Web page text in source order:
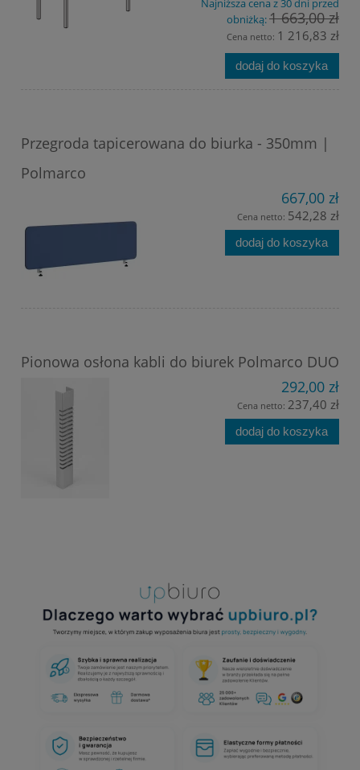
obniżką:1 663,00 zł
Cena netto: 1 216,83 zł
dodaj do koszyka
Przegroda tapicerowana do biurka - 350mm |
Polmarco
667,00 zł
Cena netto: 542,28 zł
dodaj do koszyka
Pionowa osłona kabli do biurek Polmarco DUO
292,00 zł
Cena netto: 237,40 zł
dodaj do koszyka